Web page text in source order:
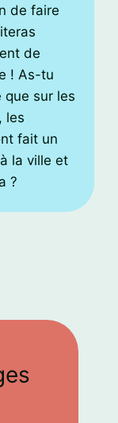
de faire
de
! As-tu
que sur les
les
fait un
la ville et
?